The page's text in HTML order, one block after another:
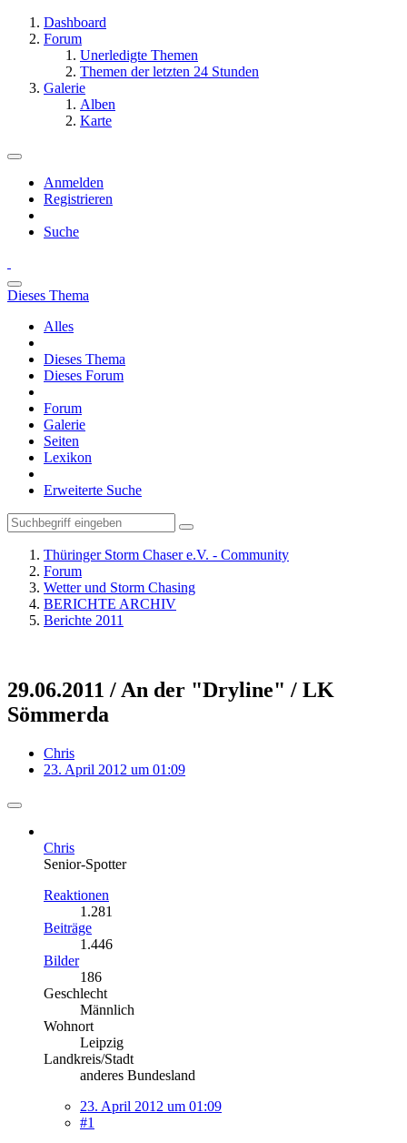
Dashboard
Forum
Unerledigte Themen
Themen der letzten 24 Stunden
Galerie
Alben
Karte
Anmelden
Registrieren
Suche
Dieses Thema
Alles
Dieses Thema
Dieses Forum
Forum
Galerie
Seiten
Lexikon
Erweiterte Suche
Thüringer Storm Chaser e.V. - Community
Forum
Wetter und Storm Chasing
BERICHTE ARCHIV
Berichte 2011
29.06.2011 / An der "Dryline" / LK
Sömmerda
Chris
23. April 2012 um 01:09
Chris
Senior-Spotter
Reaktionen
1.281
Beiträge
1.446
Bilder
186
Geschlecht
Männlich
Wohnort
Leipzig
Landkreis/Stadt
anderes Bundesland
23. April 2012 um 01:09
#1